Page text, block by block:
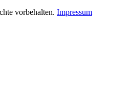
vorbehalten. Impressum